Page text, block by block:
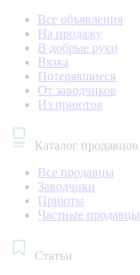
Все объявления
На продажу
В добрые руки
Вязка
Потерявшиеся
От заводчиков
Из приютов
Каталог продавцов
Все продавцы
Заводчики
Приюты
Частные продавцы
Статьи